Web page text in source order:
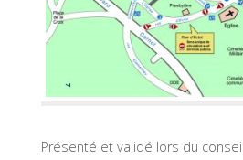
Présenté et validé lors du